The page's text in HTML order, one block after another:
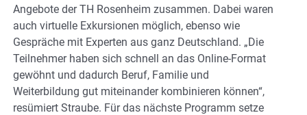
Angebote der TH Rosenheim zusammen. Dabei waren
auch virtuelle Exkursionen möglich, ebenso wie
Gespräche mit Experten aus ganz Deutschland. „Die
Teilnehmer haben sich schnell an das Online-Format
gewöhnt und dadurch Beruf, Familie und
Weiterbildung gut miteinander kombinieren können“,
resümiert Straube. Für das nächste Programm setze